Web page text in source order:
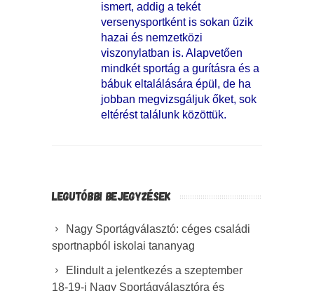
ismert, addig a tekét
versenysportként is sokan űzik
hazai és nemzetközi
viszonylatban is. Alapvetően
mindkét sportág a gurításra és a
bábuk eltalálására épül, de ha
jobban megvizsgáljuk őket, sok
eltérést találunk közöttük.
LEGUTÓBBI BEJEGYZÉSEK
Nagy Sportágválasztó: céges családi
sportnapból iskolai tananyag
Elindult a jelentkezés a szeptember
18-19-i Nagy Sportágválasztóra és